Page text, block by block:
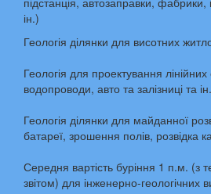
ін.)
Геологія ділянки для висотних
Геологія для проектування
водопроводи, авто та залізниці та
Геологія ділянки для майданної
батареї, зрошення полів, розвідка
Середня вартість буріння 1 п.м. (з
звітом) для інженерно-геологічних